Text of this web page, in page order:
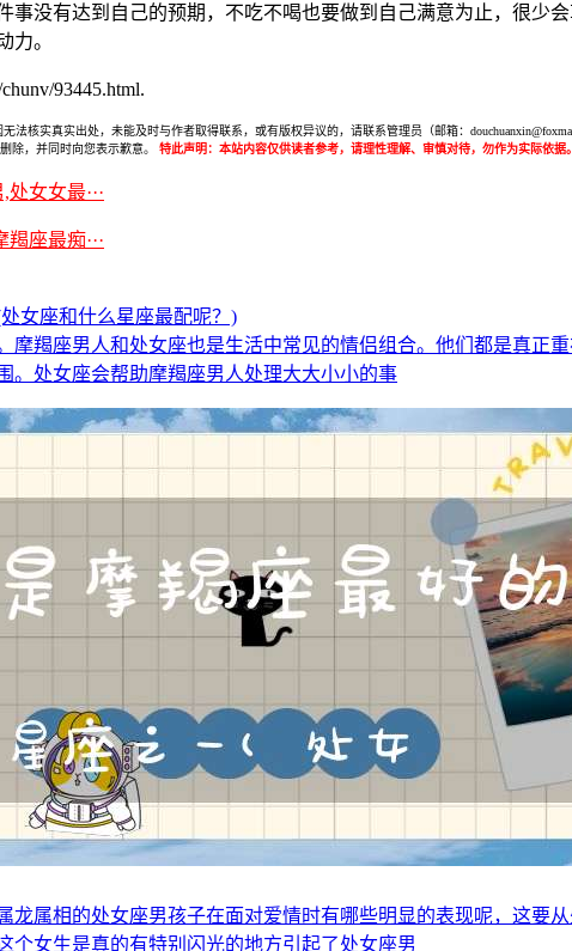
事没有达到自己的预期，不吃不喝也要做到自己满意为止，很
力。
93445.html.
法核实真实出处，未能及时与作者取得联系，或有版权异议的，请联系管理员（邮箱：
除，并同时向您表示歉意。
特此声明：本站内容仅供读者参考，请理性理解、审慎对待，勿作为实际依据。
女女最···
座最痴···
女座和什么星座最配呢？)
摩羯座男人和处女座也是生活中常见的情侣组合。他们都是真
。处女座会帮助摩羯座男人处理大大小小的事
龙属相的处女座男孩子在面对爱情时有哪些明显的表现呢，这要
个女生是真的有特别闪光的地方引起了处女座男